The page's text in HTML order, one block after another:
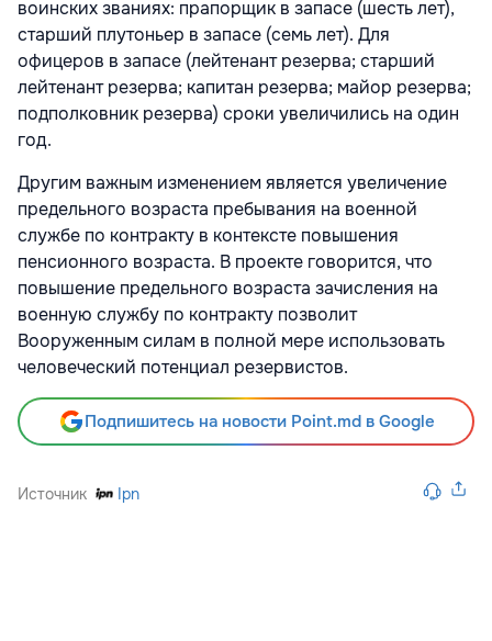
воинских званиях: прапорщик в запасе (шесть лет),
старший плутоньер в запасе (семь лет). Для
офицеров в запасе (лейтенант резерва; старший
лейтенант резерва; капитан резерва; майор резерва;
подполковник резерва) сроки увеличились на один
год.
Другим важным изменением является увеличение
предельного возраста пребывания на военной
службе по контракту в контексте повышения
пенсионного возраста. В проекте говорится, что
повышение предельного возраста зачисления на
военную службу по контракту позволит
Вооруженным силам в полной мере использовать
человеческий потенциал резервистов.
Подпишитесь на новости Point.md в Google
Источник Ipn